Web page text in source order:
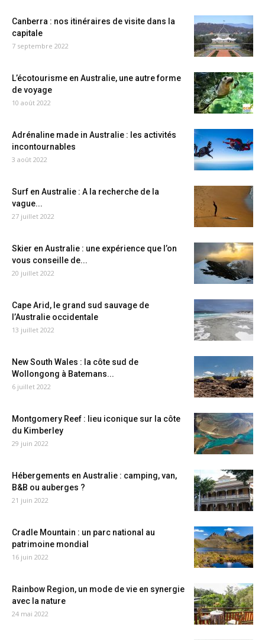
Canberra : nos itinéraires de visite dans la
capitale
7 septembre 2022
L’écotourisme en Australie, une autre forme
de voyage
10 août 2022
Adrénaline made in Australie : les activités
incontournables
3 août 2022
Surf en Australie : A la recherche de la
vague...
27 juillet 2022
Skier en Australie : une expérience que l’on
vous conseille de...
20 juillet 2022
Cape Arid, le grand sud sauvage de
l’Australie occidentale
13 juillet 2022
New South Wales : la côte sud de
Wollongong à Batemans...
6 juillet 2022
Montgomery Reef : lieu iconique sur la côte
du Kimberley
29 juin 2022
Hébergements en Australie : camping, van,
B&B ou auberges ?
21 juin 2022
Cradle Mountain : un parc national au
patrimoine mondial
16 juin 2022
Rainbow Region, un mode de vie en synergie
avec la nature
24 mai 2022